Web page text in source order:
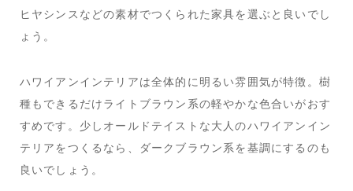
ヒヤシンスなどの素材でつくられた家具を選ぶと良いでし
ょう。
ハワイアンインテリアは全体的に明るい雰囲気が特徴。樹
種もできるだけライトブラウン系の軽やかな色合いがおす
すめです。少しオールドテイストな大人のハワイアンイン
テリアをつくるなら、ダークブラウン系を基調にするのも
良いでしょう。